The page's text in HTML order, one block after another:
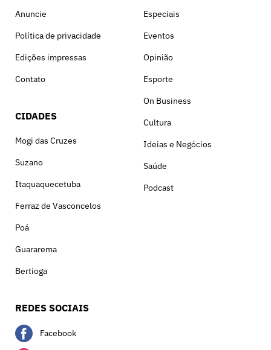
Anuncie
Política de privacidade
Edições impressas
Contato
CIDADES
Mogi das Cruzes
Suzano
Itaquaquecetuba
Ferraz de Vasconcelos
Poá
Guararema
Bertioga
Especiais
Eventos
Opinião
Esporte
On Business
Cultura
Ideias e Negócios
Saúde
Podcast
REDES SOCIAIS
Facebook